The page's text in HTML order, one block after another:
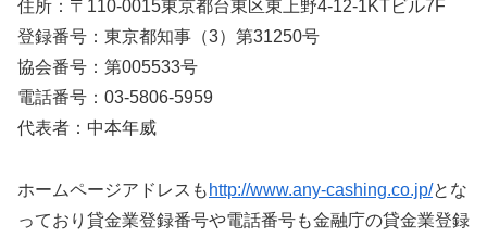
住所：〒110-0015東京都台東区東上野4-12-1KTビル7F
登録番号：東京都知事（3）第31250号
協会番号：第005533号
電話番号：03-5806-5959
代表者：中本年威
ホームページアドレスも http://www.any-cashing.co.jp/とな
っており貸金業登録番号や電話番号も金融庁の貸金業登録